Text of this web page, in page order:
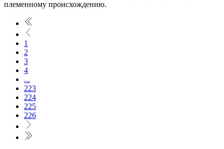
племенному происхождению.
1
2
3
4
...
223
224
225
226